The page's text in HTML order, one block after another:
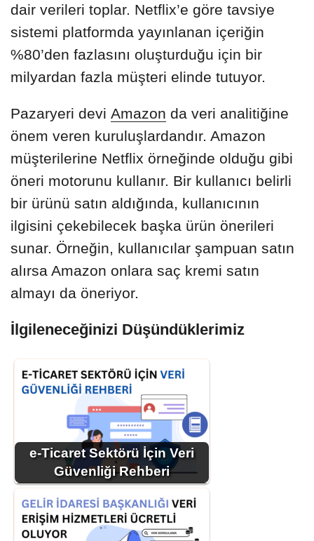
dair verileri toplar. Netflix’e göre tavsiye
sistemi platformda yayınlanan içeriğin
%80’den fazlasını oluşturduğu için bir
milyardan fazla müşteri elinde tutuyor.
Pazaryeri devi Amazon da veri analitiğine
önem veren kuruluşlardandır. Amazon
müşterilerine Netflix örneğinde olduğu gibi
öneri motorunu kullanır. Bir kullanıcı belirli
bir ürünü satın aldığında, kullanıcının
ilgisini çekebilecek başka ürün önerileri
sunar. Örneğin, kullanıcılar şampuan satın
alırsa Amazon onlara saç kremi satın
almayı da öneriyor.
İlgileneceğinizi Düşündüklerimiz
e-Ticaret Sektörü İçin Veri
Güvenliği Rehberi